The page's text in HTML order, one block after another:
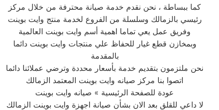
كما ببساطة ، نحن نقدم خدمة صيانة محترفة من خلال مركز
رئيسي بالزمالك وسلسلة من الفروع لخدمة منتج وايت بوينت
وفريق عمل يعي تماما اهمية أسم وايت بوينت العالمية
وبمخازن قطع غيار للحفاظ علي منتجات وايت بوينت دائما
بالمقدمة
نحن ملتزمون بتقديم خدمة بأسعار محددة وترضي عملائنا دائما
اتصوا بنا مركز صيانه وايت بوينت المعتمد الزمالك
عودة للصفحة الرئيسية » صيانه وايت بوينت
لا داعي للقلق بعد الان بشأن صيانة اجهزة وايت بوينت الزمالك